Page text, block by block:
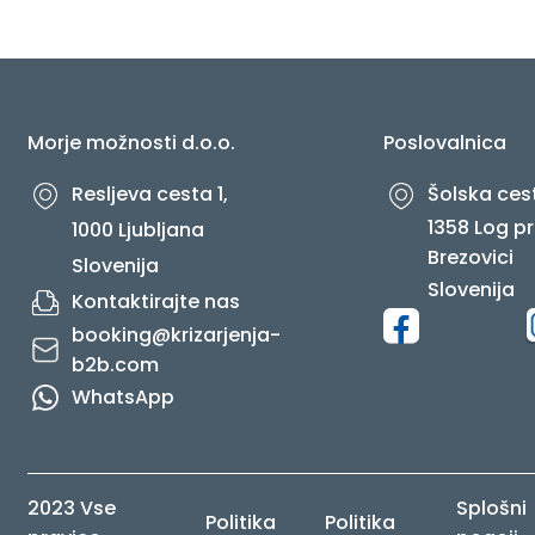
O NAS
Morje možnosti d.o.o.
Resljeva cesta 1,
1000 Ljubljana
Slovenija
Kontaktirajte nas
booking@krizarjenja-
b2b.com
WhatsApp
Poslovalnica
Šolska
1358 Log
Brezovici
Slovenija
2023 Vse
Politika Politika
Splošni